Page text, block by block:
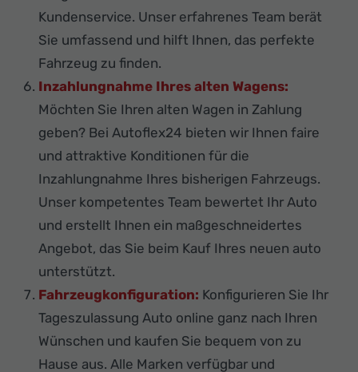
Kundenservice. Unser erfahrenes Team berät
Sie umfassend und hilft Ihnen, das perfekte
Fahrzeug zu finden.
Inzahlungnahme Ihres alten Wagens:
Möchten Sie Ihren alten Wagen in Zahlung
geben? Bei Autoflex24 bieten wir Ihnen faire
und attraktive Konditionen für die
Inzahlungnahme Ihres bisherigen Fahrzeugs.
Unser kompetentes Team bewertet Ihr Auto
und erstellt Ihnen ein maßgeschneidertes
Angebot, das Sie beim Kauf Ihres neuen auto
unterstützt.
Fahrzeugkonfiguration: Konfigurieren Sie Ihr
Tageszulassung Auto online ganz nach Ihren
Wünschen und kaufen Sie bequem von zu
Hause aus. Alle Marken verfügbar und